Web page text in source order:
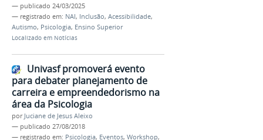
— publicado 24/03/2025
— registrado em: NAI, Inclusão, Acessibilidade,
Autismo, Psicologia, Ensino Superior
Localizado em Notícias
Univasf promoverá evento
para debater planejamento de
carreira e empreendedorismo na
área da Psicologia
por Juciane de Jesus Aleixo
— publicado 27/08/2018
— registrado em: Psicologia, Eventos, Workshop,